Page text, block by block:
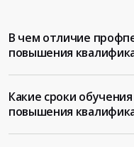
В чем отличие
повышения
Какие сроки
повышения